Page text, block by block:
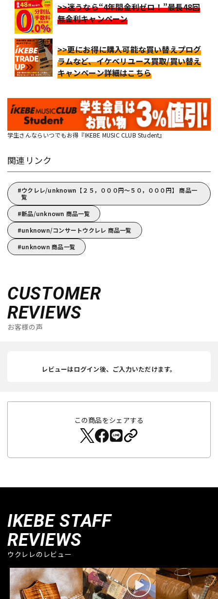
>>迷うなら“4年間金利ゼロ！”最長48回
無金利キャンペーン
>>更にお得に購入可能な買い替えプログ
ラムなど、イケベリユース買取/買い替え
キャンペーン詳細はこちら
学生さんならいつでもお得『IKEBE MUSIC CLUB Student』
関連リンク
ウクレレ/unknown【２５，０００円～５０，０００円】 商品一
覧
新品/unknown 商品一覧
unknown/コンサートウクレレ 商品一覧
unknown 商品一覧
CUSTOMER
REVIEWS
お客様の声
レビューはログイン後、ご入力いただけます。
この商品をシェアする
IKEBE STAFF
REVIEWS
ウクレレのレビュー